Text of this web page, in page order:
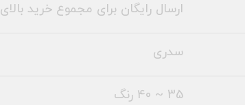
ارسال رایگان برای مجموع خرید بالای 9 متر
سدری
35 ~ 40 رنگ